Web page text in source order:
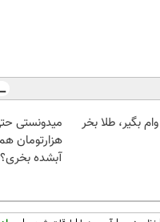
بگیر، طلا بخر
هزارتومان
آبشده بخری؟